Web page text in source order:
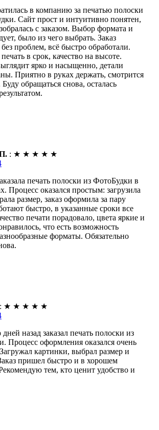
в компанию за печатью полоски
Сайт прост и интуитивно понятен,
с заказом. Выбор формата и
было из чего выбрать. Заказ
проблем, всё быстро обработали.
в срок, качество на высоте.
ярко и насыщенно, детали
Приятно в руках держать, смотрится
обращаться снова, осталась
: ★ ★ ★ ★ ★
печать полоски из ФотоБудки в
Процесс оказался простым: загрузила
размер, заказ оформила за пару
быстро, в указанные сроки все
печати порадовало, цвета яркие и
что есть возможность
форматы. Обязательно
: ★ ★ ★ ★ ★
назад заказал печать полоски из
Процесс оформления оказался очень
картинки, выбрал размер и
пришел быстро и в хорошем
тем, кто ценит удобство и